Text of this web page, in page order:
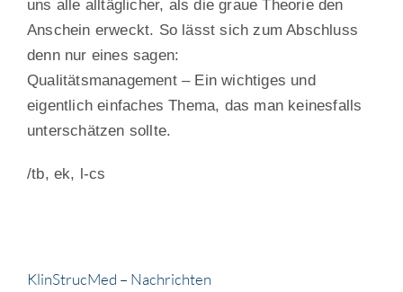
uns alle alltäglicher, als die graue Theorie den
Anschein erweckt. So lässt sich zum Abschluss
denn nur eines sagen:
Qualitätsmanagement – Ein wichtiges und
eigentlich einfaches Thema, das man keinesfalls
unterschätzen sollte.
/tb, ek, l-cs
KlinStrucMed – Nachrichten